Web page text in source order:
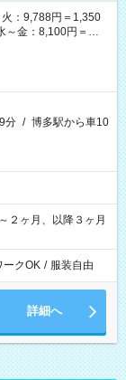
：9,788円＝1,350
金：8,100円＝
分 / 博多駅から車10
２ヶ月、以降３ヶ月
ークOK / 服装自由
詳細へ